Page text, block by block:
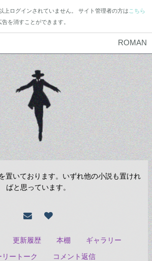
上ログインされていません。 サイト管理者の方は こちら
を消すことができます。
ROMAN
置いております。いずれ他の小説も置けれ
ばと思っています。
更新履歴 本棚
ギャラリー
リートーク
コメント返信